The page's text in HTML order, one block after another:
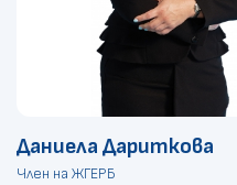
Даниела Дариткова
Член на ЖГЕРБ